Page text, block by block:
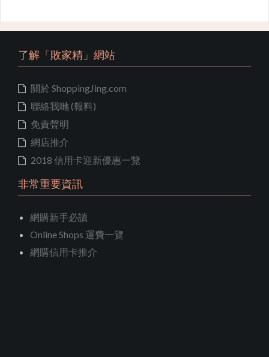
了解「敗家精」網站
關於 ShoppingJing.com
聯絡我哋 (報料)
免責聲明
網店推介
2018 信用卡迎新優惠一覽
非常重要資訊
網購新手必讀
Online Shops 運費一覽
網購信用卡推介